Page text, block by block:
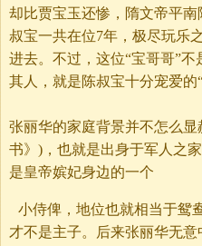
却比贾宝玉还惨，隋文帝平
叔宝一共在位7年，极尽玩乐
进去。不过，这位“宝哥哥”
其人，就是陈叔宝十分宠爱
张丽华的家庭背景并不怎么
书》)，也就是出身于军人之
是皇帝嫔妃身边的一个
小侍俾，地位也就相当于鸳
才不是主子。后来张丽华无